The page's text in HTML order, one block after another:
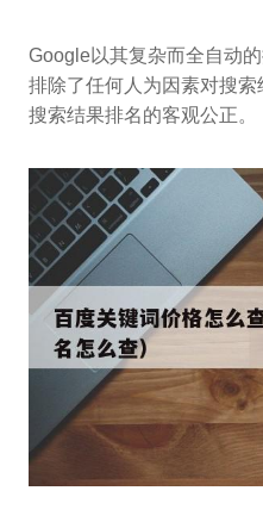
Google以其复杂而全自动
排除了任何人为因素对搜
搜索结果排名的客观公正。